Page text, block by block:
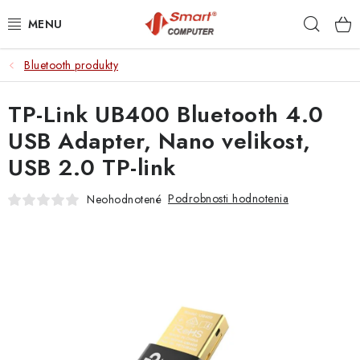
na
NOTEBOOKY
MOBILNÉ ZARIADENIA
PC A KOMPONENTY
PERIFÉRIE
Bluetooth produkty
TP-Link UB400 Bluetooth 4.0
USB Adapter, Nano velikost,
USB 2.0 TP-link
Neohodnotené Podrobnosti hodnotenia